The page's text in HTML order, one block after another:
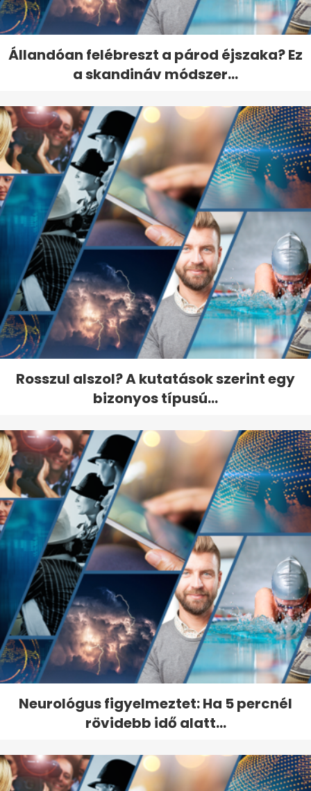
Állandóan felébreszt a párod éjszaka? Ez
a skandináv módszer...
Rosszul alszol? A kutatások szerint egy
bizonyos típusú...
Neurológus figyelmeztet: Ha 5 percnél
rövidebb idő alatt...